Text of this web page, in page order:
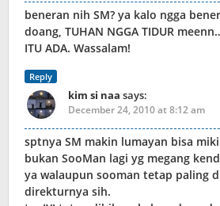
beneran nih SM? ya kalo ngga
doang, TUHAN NGGA TIDUR
ITU ADA. Wassalam!
Reply
kim si naa says:
December 24, 2010 at 8:12 am
sptnya SM makin lumayan bisa
bukan SooMan lagi yg megang
ya walaupun sooman tetap paling
direkturnya sih.